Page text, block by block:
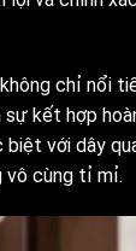
chỉ nổi
kết hợp
biệt với dây
vô cùng tỉ mỉ.